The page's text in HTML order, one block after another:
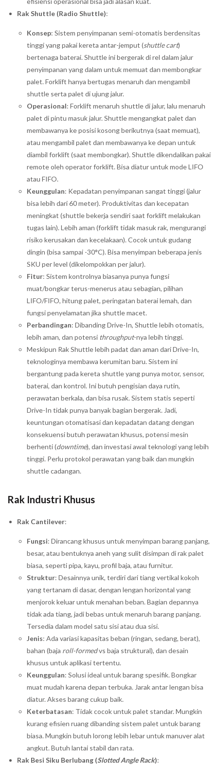
Rak Shuttle (Radio Shuttle):
Konsep: Sistem penyimpanan semi-otomatis berdensitas
tinggi yang pakai kereta antar-jemput (shuttle cart)
bertenaga baterai. Shuttle ini bergerak di rel dalam jalur
penyimpanan yang dalam untuk memuat dan membongkar
palet. Forklift hanya bertugas menaruh dan mengambil
shuttle serta palet di ujung jalur.
Operasional: Forklift menaruh shuttle di jalur, lalu menaruh
palet di pintu masuk jalur. Shuttle mengangkat palet dan
membawanya ke posisi kosong berikutnya (saat memuat),
atau mengambil palet dan membawanya ke depan untuk
diambil forklift (saat membongkar). Shuttle dikendalikan pakai
remote oleh operator forklift. Bisa diatur untuk mode LIFO
atau FIFO.
Keunggulan: Kepadatan penyimpanan sangat tinggi (jalur
bisa lebih dari 60 meter). Produktivitas dan kecepatan
meningkat (shuttle bekerja sendiri saat forklift melakukan
tugas lain). Lebih aman (forklift tidak masuk rak, mengurangi
risiko kerusakan dan kecelakaan). Cocok untuk gudang
dingin (bisa sampai -30°C). Bisa menyimpan beberapa jenis
SKU per level (dikelompokkan per jalur).
Fitur: Sistem kontrolnya biasanya punya fungsi
muat/bongkar terus-menerus atau sebagian, pilihan
LIFO/FIFO, hitung palet, peringatan baterai lemah, dan
fungsi penyelamatan jika shuttle macet.
Perbandingan: Dibanding Drive-In, Shuttle lebih otomatis,
lebih aman, dan potensi throughput-nya lebih tinggi.
Meskipun Rak Shuttle lebih padat dan aman dari Drive-In,
teknologinya membawa kerumitan baru. Sistem ini
bergantung pada kereta shuttle yang punya motor, sensor,
baterai, dan kontrol. Ini butuh pengisian daya rutin,
perawatan berkala, dan bisa rusak. Sistem statis seperti
Drive-In tidak punya banyak bagian bergerak. Jadi,
keuntungan otomatisasi dan kepadatan datang dengan
konsekuensi butuh perawatan khusus, potensi mesin
berhenti (downtime), dan investasi awal teknologi yang lebih
tinggi. Perlu protokol perawatan yang baik dan mungkin
shuttle cadangan.
Rak Industri Khusus
Rak Cantilever:
Fungsi: Dirancang khusus untuk menyimpan barang panjang,
besar, atau bentuknya aneh yang sulit disimpan di rak palet
biasa, seperti pipa, kayu, profil baja, atau furnitur.
Struktur: Desainnya unik, terdiri dari tiang vertikal kokoh
yang tertanam di dasar, dengan lengan horizontal yang
menjorok keluar untuk menahan beban. Bagian depannya
tidak ada tiang, jadi bebas untuk menaruh barang panjang.
Tersedia dalam model satu sisi atau dua sisi.
Jenis: Ada variasi kapasitas beban (ringan, sedang, berat),
bahan (baja roll-formedvs baja struktural), dan desain
khusus untuk aplikasi tertentu.
Keunggulan: Solusi ideal untuk barang spesifik. Bongkar
muat mudah karena depan terbuka. Jarak antar lengan bisa
diatur. Akses barang cukup baik.
Keterbatasan: Tidak cocok untuk palet standar. Mungkin
kurang efisien ruang dibanding sistem palet untuk barang
biasa. Mungkin butuh lorong lebih lebar untuk manuver alat
angkut. Butuh lantai stabil dan rata.
Rak Besi Siku Berlubang (Slotted Angle Rack):